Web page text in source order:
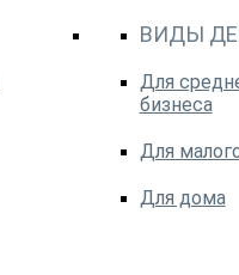
ВИДЫ
Для
бизнеса
Для
Для дома